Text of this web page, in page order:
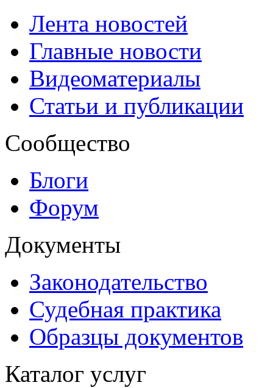
Лента новостей
Главные новости
Видеоматериалы
Статьи и публикации
Сообщество
Блоги
Форум
Документы
Законодательство
Судебная практика
Образцы документов
Каталог услуг